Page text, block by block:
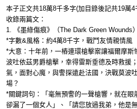
本子正文共18萬8千多字(加目錄後記共19萬4
收錄兩篇文：
1. 《墨綠傷痕》（The Dark Green Wounds）
*字數&風格：約4萬8千字，戰鬥友情親情風
*大意：十年前，一樁連環槍擊案讓福爾摩
波吐依茲男爵槍擊，幸得雷斯垂德及時救援
氣，面對心魔，與警探遠赴法國，決戰莫波
場？
*關鍵詞句：「毫無預警的一聲槍響，就在眼
卻漏了一個女人」、「請您放過我弟，他是